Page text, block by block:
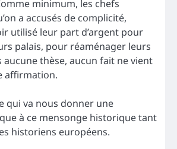
minimum, les chefs
a accusés de complicité,
utilisé leur part d’argent pour
palais, pour réaménager leurs
aucune thèse, aucun fait ne vient
affirmation.
qui va nous donner une
à ce mensonge historique tant
historiens européens.